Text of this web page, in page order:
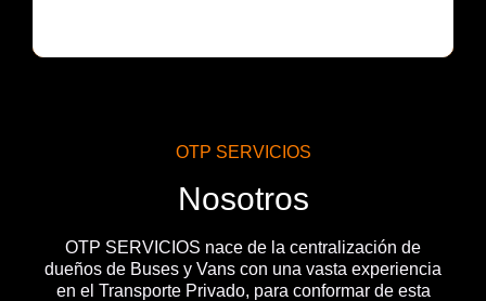
OTP SERVICIOS
Nosotros
OTP SERVICIOS nace de la centralización de
dueños de Buses y Vans con una vasta experiencia
en el Transporte Privado, para conformar de esta